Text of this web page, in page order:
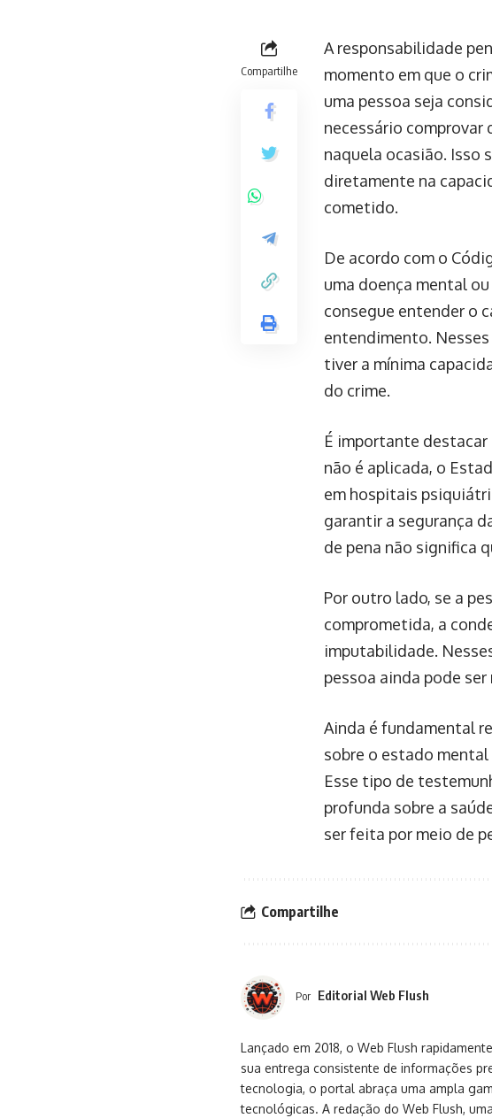
Compartilhe
A responsabilidade
momento em que o
uma pessoa seja
necessário
naquela ocasião. Isso
diretamente na
cometido.
De acordo com o
uma doença mental
consegue entender o
entendimento. Nesses
tiver a mínima
do crime.
É importante destacar
não é aplicada, o
em hospitais
garantir a segurança
de pena não significa
Por outro lado, se a
comprometida, a
imputabilidade.
pessoa ainda pode
Ainda é fundamental
sobre o estado
Esse tipo de
profunda sobre a
ser feita por meio de
Compartilhe
Por Editorial Web Flush
Lançado em 2018, o Web Flush
sua entrega consistente de informações
tecnologia, o portal abraça uma ampla
tecnológicas. A redação do Web Flush,